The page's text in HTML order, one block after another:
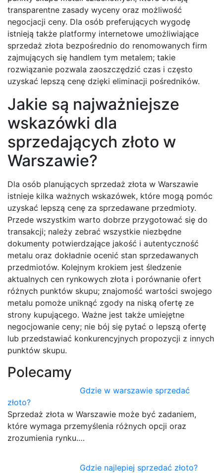
transparentne zasady wyceny oraz możliwość
negocjacji ceny. Dla osób preferujących wygodę
istnieją także platformy internetowe umożliwiające
sprzedaż złota bezpośrednio do renomowanych firm
zajmujących się handlem tym metalem; takie
rozwiązanie pozwala zaoszczędzić czas i często
uzyskać lepszą cenę dzięki eliminacji pośredników.
Jakie są najważniejsze
wskazówki dla
sprzedających złoto w
Warszawie?
Dla osób planujących sprzedaż złota w Warszawie
istnieje kilka ważnych wskazówek, które mogą pomóc
uzyskać lepszą cenę za sprzedawane przedmioty.
Przede wszystkim warto dobrze przygotować się do
transakcji; należy zebrać wszystkie niezbędne
dokumenty potwierdzające jakość i autentyczność
metalu oraz dokładnie ocenić stan sprzedawanych
przedmiotów. Kolejnym krokiem jest śledzenie
aktualnych cen rynkowych złota i porównanie ofert
różnych punktów skupu; znajomość wartości swojego
metalu pomoże uniknąć zgody na niską ofertę ze
strony kupującego. Ważne jest także umiejętne
negocjowanie ceny; nie bój się pytać o lepszą ofertę
lub przedstawiać konkurencyjnych propozycji z innych
punktów skupu.
Polecamy
Gdzie w warszawie sprzedać
złoto?
Sprzedaż złota w Warszawie może być zadaniem,
które wymaga przemyślenia różnych opcji oraz
zrozumienia rynku.…
Gdzie najlepiej sprzedać złoto?